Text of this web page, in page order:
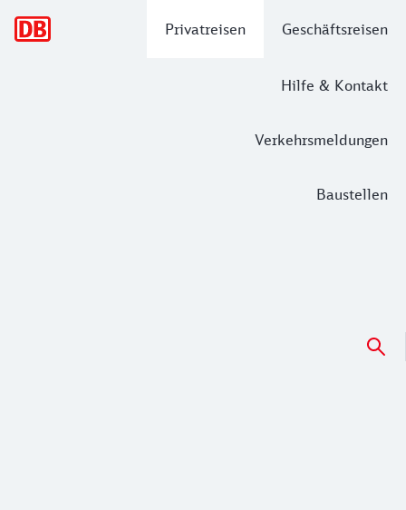
Privatreisen Geschäftsreisen
Hilfe & Kontakt
Verkehrsmeldungen
Baustellen